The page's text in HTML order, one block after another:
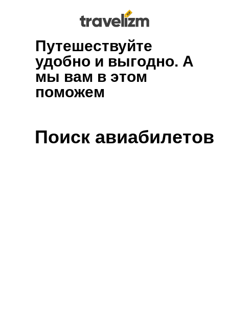
Путешествуйте
удобно и выгодно. А
мы вам в этом
поможем
Поиск авиабилетов